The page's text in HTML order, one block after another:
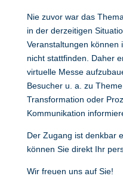
Nie zuvor war das
in der derzeitigen
Veranstaltungen können
nicht stattfinden. Daher
virtuelle Messe
Besucher u. a. zu
Transformation oder
Kommunikation
Der Zugang ist denkbar
können Sie direkt Ihr
Wir freuen uns auf Sie!